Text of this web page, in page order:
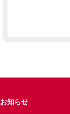
お知らせ